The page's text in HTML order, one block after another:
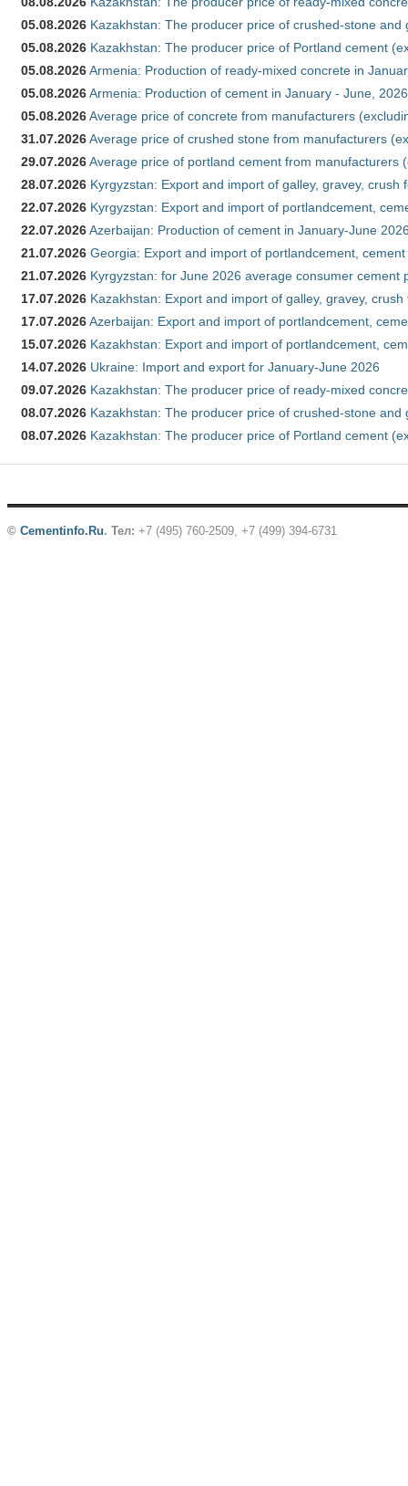
05.08.2026 Kazakhstan: The producer price of crushed-stone and
05.08.2026 Kazakhstan: The producer price of Portland cement
05.08.2026Armenia: Production of ready-mixed concrete in
05.08.2026Armenia: Production of cement in January - June, 2026
05.08.2026Average price of concrete from manufacturers
31.07.2026Average price of crushed stone from manufacturers
29.07.2026Average price of portland cement from manufacturers
28.07.2026 Kyrgyzstan: Export and import of galley, gravey,
22.07.2026 Kyrgyzstan: Export and import of portlandcement,
22.07.2026Azerbaijan: Production of cement in January-June
21.07.2026 Georgia: Export and import of portlandcement,
21.07.2026 Kyrgyzstan: for June 2026 average consumer cement
17.07.2026 Kazakhstan: Export and import of galley, gravey,
17.07.2026Azerbaijan: Export and import of portlandcement,
15.07.2026 Kazakhstan: Export and import of portlandcement,
14.07.2026 Ukraine: Import and export for January-June 2026
09.07.2026 Kazakhstan: The producer price of ready-mixed
08.07.2026 Kazakhstan: The producer price of crushed-stone and
08.07.2026 Kazakhstan: The producer price of Portland cement
© Cementinfo.Ru. Тел: +7 (495) 760-2509, +7 (499) 394-6731